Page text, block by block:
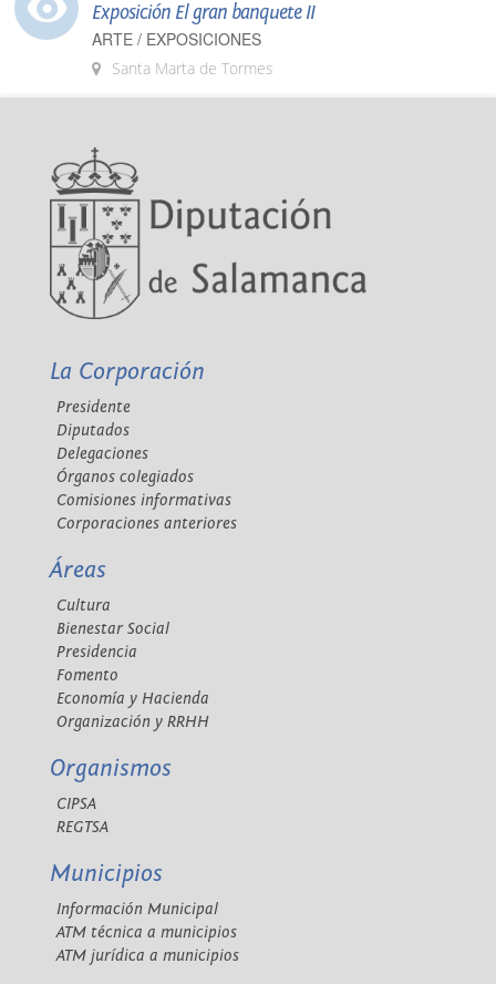
Exposición El gran banquete II
ARTE / EXPOSICIONES
Santa Marta de Tormes
La Corporación
Presidente
Diputados
Delegaciones
Órganos colegiados
Comisiones informativas
Corporaciones anteriores
Áreas
Cultura
Bienestar Social
Presidencia
Fomento
Economía y Hacienda
Organización y RRHH
Organismos
CIPSA
REGTSA
Municipios
Información Municipal
ATM técnica a municipios
ATM jurídica a municipios